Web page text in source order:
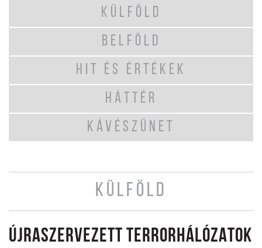
KÜLFÖLD
BELFÖLD
HIT ÉS ÉRTÉKEK
HÁTTÉR
KÁVÉSZÜNET
KÜLFÖLD
ÚJRASZERVEZETT TERRORHÁLÓZATOK